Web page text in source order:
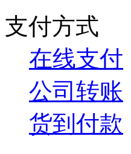
支付方式
在线支付
公司转账
货到付款